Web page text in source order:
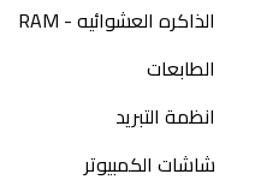
الذاكره العشوائيه - RAM
الطابعات
انظمة التبريد
شاشات الكمبيوتر